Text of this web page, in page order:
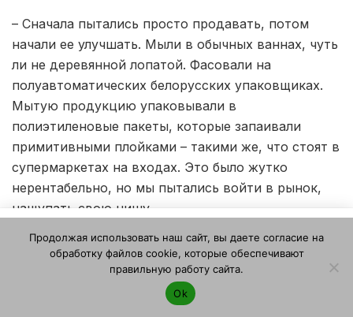
– Сначала пытались просто продавать, потом
начали ее улучшать. Мыли в обычных ваннах, чуть
ли не деревянной лопатой. Фасовали на
полуавтоматических белорусских упаковщиках.
Мытую продукцию упаковывали в
полиэтиленовые пакеты, которые запаивали
примитивными плойками – такими же, что стоят в
супермаркетах на входах. Это было жутко
нерентабельно, но мы пытались войти в рынок,
нащупать свою нишу.
Знаковой для нас стала поездка в Германию. Мы
посмотрели, как работают фермеры, как выглядит
фермерская продукция в местных магазинах. И
просто поняли, что через 10-15 лет у нас будет
пользоваться этим веб-сайтом, вы даете согласие на
использование файлов cookie. Ознакомьтесь с нашей
Политикой конфиденциальности и использования файлов
Я согласен
Продолжая использовать наш сайт, вы даете согласие на
обработку файлов cookie, которые обеспечивают
правильную работу сайта.
Ok